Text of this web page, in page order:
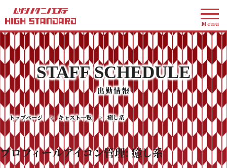
Menu
出勤情報
STAFF SCHEDULE
トップページ > キャスト一覧 > 癒し系
プロフィールアイコン管理:癒し系